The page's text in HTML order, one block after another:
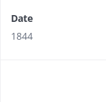
Date
1844